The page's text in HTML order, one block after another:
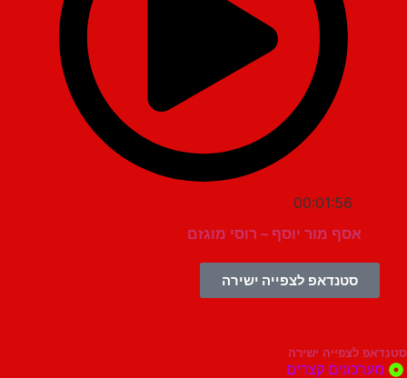
00:01:56
אסף מור יוסף – רוסי מוגזם
סטנדאפ לצפייה ישירה
ישירה
קצרים